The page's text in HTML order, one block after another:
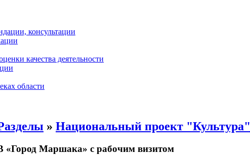
консультации
качества деятельности
области
» Национальный проект "Культура"
«Город Маршака» с рабочим визитом